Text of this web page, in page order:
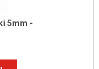
5mm -